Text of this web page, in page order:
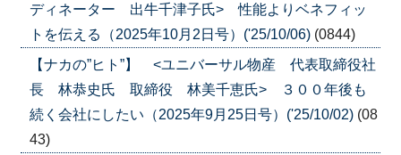
ディネーター 出牛千津子氏> 性能よりベネフィッ
トを伝える（2025年10月2日号）('25/10/06) (0844)
【ナカの”ヒト”】 <ユニバーサル物産 代表取締役社
長 林恭史氏 取締役 林美千恵氏> ３００年後も
続く会社にしたい（2025年9月25日号）('25/10/02) (08
43)